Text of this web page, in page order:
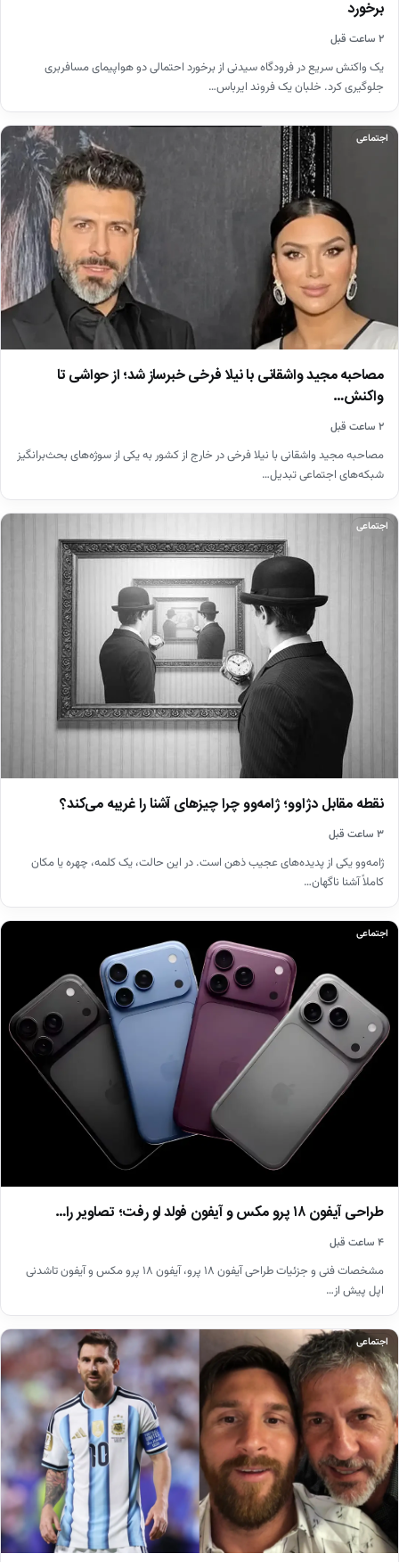
برخورد
۲ ساعت قبل
یک واکنش سریع در فرودگاه سیدنی از برخورد احتمالی دو هواپیمای مسافربری
جلوگیری کرد. خلبان یک فروند ایرباس…
اجتماعی
مصاحبه مجید واشقانی با نیلا فرخی خبرساز شد؛ از حواشی تا
واکنش…
۲ ساعت قبل
مصاحبه مجید واشقانی با نیلا فرخی در خارج از کشور به یکی از سوژه‌های بحث‌برانگیز
شبکه‌های اجتماعی تبدیل…
اجتماعی
نقطه مقابل دژاوو؛ ژامه‌وو چرا چیزهای آشنا را غریبه می‌کند؟
۳ ساعت قبل
ژامه‌وو یکی از پدیده‌های عجیب ذهن است. در این حالت، یک کلمه، چهره یا مکان
کاملاً آشنا ناگهان…
اجتماعی
طراحی آیفون ۱۸ پرو مکس و آیفون فولد لو رفت؛ تصاویر را…
۴ ساعت قبل
مشخصات فنی و جزئیات طراحی آیفون ۱۸ پرو، آیفون ۱۸ پرو مکس و آیفون تاشدنی
اپل پیش از…
اجتماعی